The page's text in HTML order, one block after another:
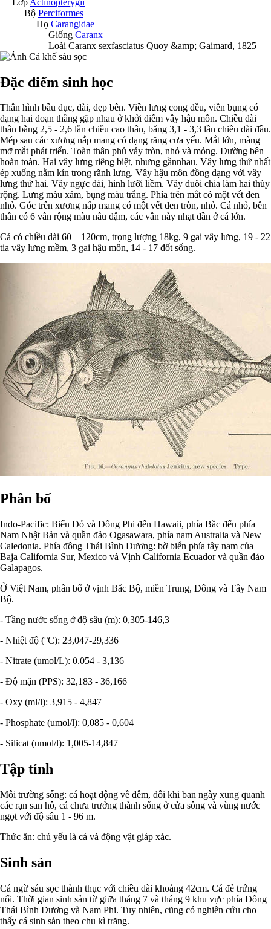
Bộ Perciformes
Họ Carangidae
Giống Caranx
Loài Caranx sexfasciatus Quoy &amp; Gaimard, 1825
Đặc điểm sinh học
Thân hình bầu dục, dài, dẹp bên. Viền lưng cong đều, viền bụng có
dạng hai đoạn thẳng gặp nhau ở khởi điểm vây hậu môn. Chiều dài
thân bằng 2,5 - 2,6 lần chiều cao thân, bằng 3,1 - 3,3 lần chiều dài đầu.
Mép sau các xương nắp mang có dạng răng cưa yếu. Mắt lớn, màng
mỡ mắt phát triển. Toàn thân phủ vảy tròn, nhỏ và mỏng. Đường bên
hoàn toàn. Hai vây lưng riêng biệt, nhưng gầnnhau. Vây lưng thứ nhất
ép xuống nằm kín trong rãnh lưng. Vây hậu môn đồng dạng với vây
lưng thứ hai. Vây ngực dài, hình lưỡi liềm. Vây đuôi chia làm hai thùy
rộng. Lưng màu xám, bụng màu trắng. Phía trên mắt có một vết đen
nhỏ. Góc trên xương nắp mang có một vết đen tròn, nhỏ. Cá nhỏ, bên
thân có 6 vân rộng màu nâu đậm, các vân này nhạt dần ở cá lớn.
Cá có chiều dài 60 – 120cm, trọng lượng 18kg, 9 gai vây lưng, 19 - 22
tia vây lưng mềm, 3 gai hậu môn, 14 - 17 đốt sống.
Phân bố
Indo-Pacific: Biển Đỏ và Đông Phi đến Hawaii, phía Bắc đến phía
Nam Nhật Bản và quần đảo Ogasawara, phía nam Australia và New
Caledonia. Phía đông Thái Bình Dương: bờ biển phía tây nam của
Baja California Sur, Mexico và Vịnh California Ecuador và quần đảo
Galapagos.
Ở Việt Nam, phân bố ở vịnh Bắc Bộ, miền Trung, Đông và Tây Nam
Bộ.
- Tầng nước sống ở độ sâu (m): 0,305-146,3
- Nhiệt độ (°C): 23,047-29,336
- Nitrate (umol/L): 0.054 - 3,136
- Độ mặn (PPS): 32,183 - 36,166
- Oxy (ml/l): 3,915 - 4,847
- Phosphate (umol/l): 0,085 - 0,604
- Silicat (umol/l): 1,005-14,847
Tập tính
Môi trường sống: cá hoạt động về đêm, đôi khi ban ngày xung quanh
các rạn san hô, cá chưa trưởng thành sống ở cửa sông và vùng nước
ngọt với độ sâu 1 - 96 m.
Thức ăn: chủ yếu là cá và động vật giáp xác.
Sinh sản
Cá ngừ sáu sọc thành thục với chiều dài khoảng 42cm. Cá đẻ trứng
nổi. Thời gian sinh sản từ giữa tháng 7 và tháng 9 khu vực phía Đông
Thái Bình Dương và Nam Phi. Tuy nhiên, cũng có nghiên cứu cho
thấy cá sinh sản theo chu kì trăng.